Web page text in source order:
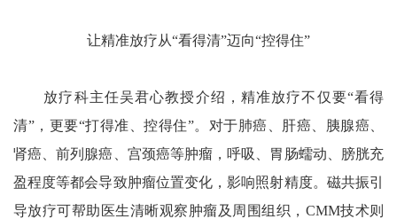
让精准放疗从“看得清”迈向“控得住”
放疗科主任吴君心教授介绍，精准放疗不仅要“看得
清”，更要“打得准、控得住”。对于肺癌、肝癌、胰腺癌、
肾癌、前列腺癌、宫颈癌等肿瘤，呼吸、胃肠蠕动、膀胱充
盈程度等都会导致肿瘤位置变化，影响照射精度。磁共振引
导放疗可帮助医生清晰观察肿瘤及周围组织，CMM技术则